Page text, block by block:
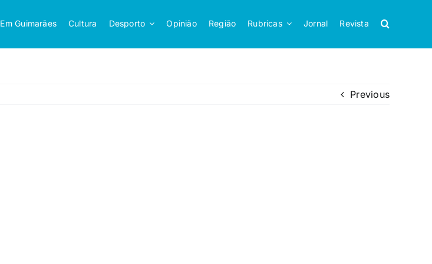
Em Guimarães Cultura Desporto Opinião Região Rubricas Jornal Revista
Previous